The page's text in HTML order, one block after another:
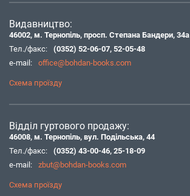
Видавництво:
46002, м. Тернопіль, просп. Степана Бандери, 34а
Тел./факс:
(0352) 52-06-07, 52-05-48
e-mail:
office@bohdan-books.com
Схема проїзду
Відділ гуртового продажу:
46008, м. Тернопіль, вул. Подільська, 44
Тел./факс:
(0352) 43-00-46, 25-18-09
e-mail:
zbut@bohdan-books.com
Схема проїзду